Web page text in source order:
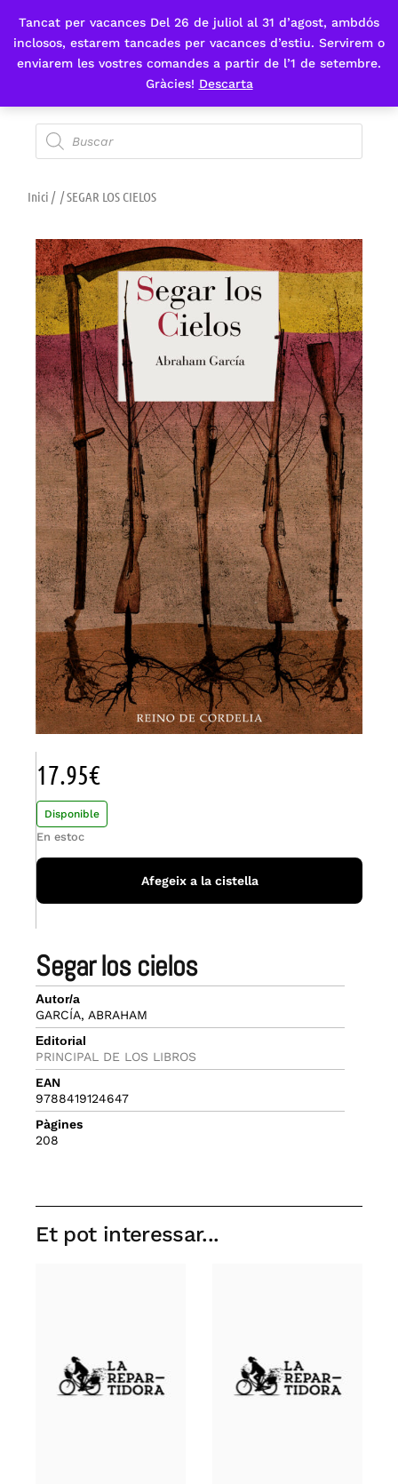
Tancat per vacances Del 26 de juliol al 31 d’agost, ambdós
inclosos, estarem tancades per vacances d’estiu. Servirem o
enviarem les vostres comandes a partir de l’1 de setembre.
Gràcies! Descarta
Fes-te'n sòcia
Inici / / SEGAR LOS CIELOS
segar los cielos
Autor/a
GARCÍA, ABRAHAM
Editorial
PRINCIPAL DE LOS LIBROS
EAN
9788419124647
Pàgines
208
17.95€
Disponible
En estoc
Afegeix a la cistella
Et pot interessar...